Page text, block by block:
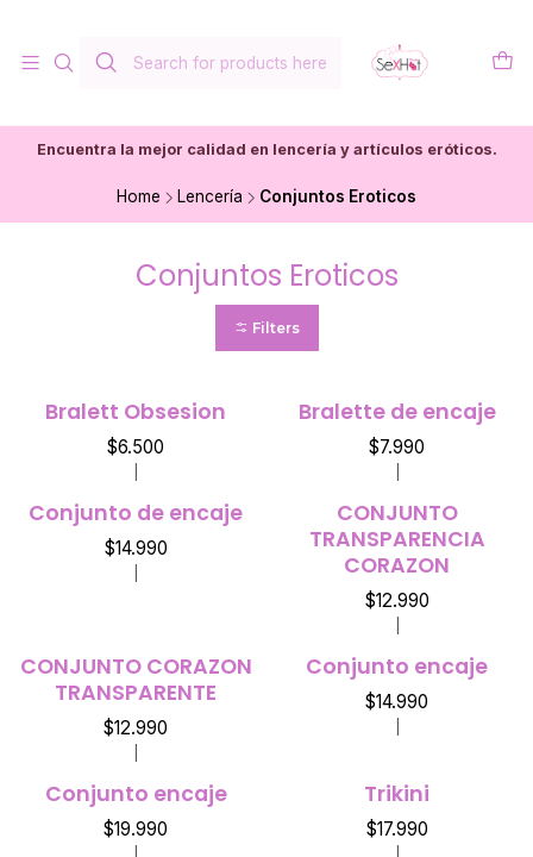
Encuentra la mejor calidad en lencería y artículos eróticos.
Home Lencería Conjuntos Eroticos
Conjuntos Eroticos
Filters
Bralett Obsesion
$6.500
Bralette de encaje
$7.990
Conjunto de encaje
$14.990
CONJUNTO
TRANSPARENCIA
CORAZON
$12.990
CONJUNTO CORAZON
TRANSPARENTE
$12.990
Conjunto encaje
$14.990
Conjunto encaje
$19.990
Trikini
$17.990